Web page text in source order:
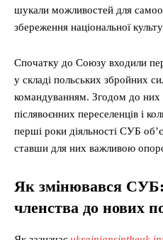
шукали можливостей для
збереження національної
Спочатку до Союзу входили
у складі польських збройних
командуванням. Згодом до них
післявоєнних переселенців і
перші роки діяльності СУБ
ставши для них важливою
Як змінювався СУБ:
членства до нових